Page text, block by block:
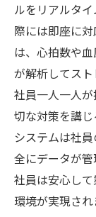
ルをリアルタ
際には即座に
は、心拍数や
が解析してスト
社員一人一人
切な対策を講
システムは社
全にデータが管
社員は安心し
環境が実現さ